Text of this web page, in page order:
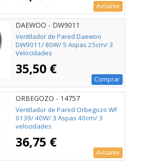
Avísame
DAEWOO - DW9011
Ventilador de Pared Daewoo
DW9011/ 80W/ 5 Aspas 25cm/ 3
Velocidades
35,50 €
Comprar
ORBEGOZO - 14757
Ventilador de Pared Orbegozo WF
0139/ 40W/ 3 Aspas 40cm/ 3
velocidades
36,75 €
Avísame